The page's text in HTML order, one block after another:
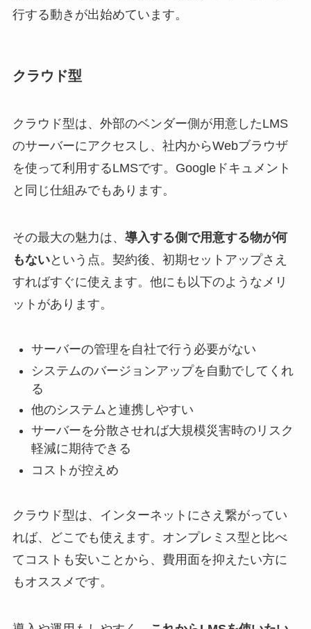
行する動きが出始めています。
クラウド型
クラウド型は、外部のベンダー側が用意したLMS
のサーバーにアクセスし、社内からWebブラウザ
を使って利用するLMSです。Googleドキュメント
と同じ仕組みでもあります。
その最大の魅力は、 導入する側で用意する物が何
もないという点。契約後、初期セットアップさえ
すればすぐに使えます。他にも以下のようなメリ
ットがあります。
サーバーの管理を自社で行う必要がない
システムのバージョンアップを自動でしてくれ
る
他のシステムと連携しやすい
サーバーを分散させれば大規模災害時のリスク
軽減に期待できる
コストが控えめ
クラウド型は、インターネットにさえ繋がってい
れば、どこでも使えます。オンプレミス型と比べ
てコストも安いことから、費用面を抑えたい方に
もオススメです。